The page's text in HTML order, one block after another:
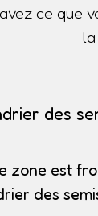
ce que
la
des
zone est
des